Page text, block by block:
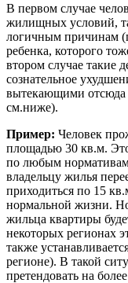
В первом случае
жилищных условий,
логичным причинам
ребенка, которого
втором случае такие
сознательное
вытекающими отсюда
см.ниже).
Пример: Человек
площадью 30 кв.м.
по любым
владельцу жилья
приходиться по 15
нормальной жизни.
жильца квартиры
некоторых регионах
также
регионе). В такой
претендовать на